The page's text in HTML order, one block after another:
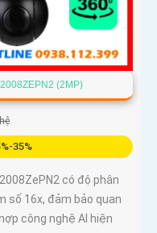
(2MP)
35%
có độ phân
số 16x, đảm bảo quan
công nghệ AI hiện